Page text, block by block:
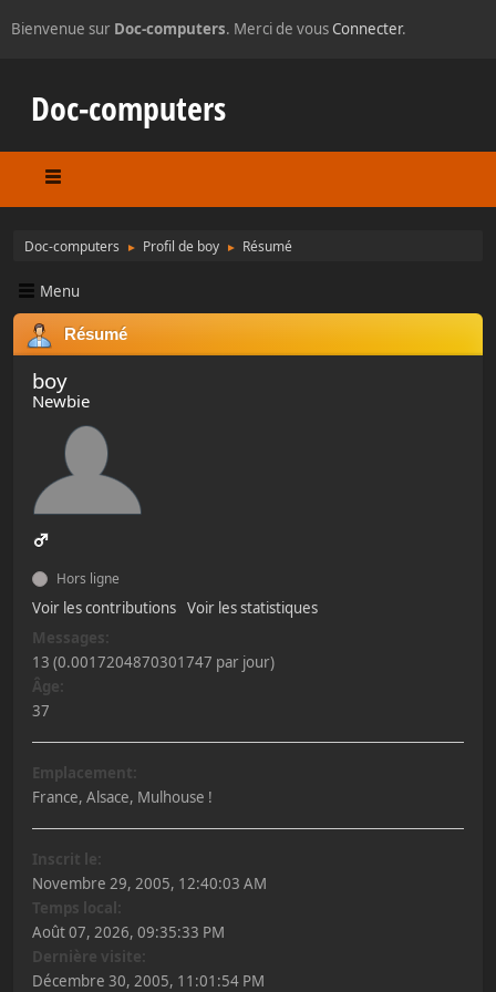
Bienvenue sur Doc-computers. Merci de vousConnecter.
Doc-computers
Doc-computers ► Profil de boy ► Résumé
Menu
Résumé
boy
Newbie
Hors ligne
Voir les contributions Voir les statistiques
Messages:
13 (0.0017204870301747 par jour)
Âge:
37
Emplacement:
France, Alsace, Mulhouse !
Inscrit le:
Novembre 29, 2005, 12:40:03 AM
Temps local:
Août 07, 2026, 09:35:33 PM
Dernière visite:
Décembre 30, 2005, 11:01:54 PM